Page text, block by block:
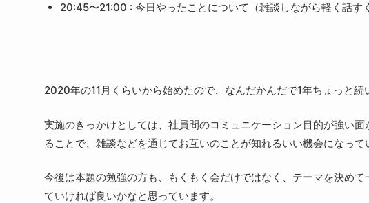
20:45〜21:00 : 今日やったことについて（雑談しながら軽く話す
2020年の11月くらいから始めたので、なんだかんだで1年ちょっと続
実施のきっかけとしては、社員間のコミュニケーション目的が強い
ることで、雑談などを通じてお互いのことが知れるいい機会になって
今後は本題の勉強の方も、もくもく会だけではなく、テーマを決め
ていければ良いかなと思っています。